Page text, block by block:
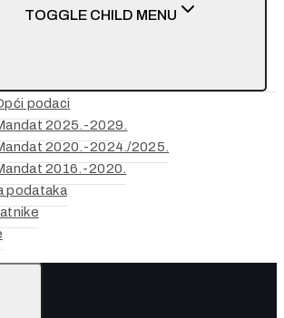
TOGGLE CHILD MENU
podaci
2025.-2029.
2020.-2024./2025.
2016.-2020.
podataka